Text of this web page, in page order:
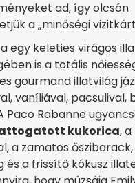
ad, így olcsón
a „minőségi
egy keleties virágos
is a totális
gourmand illatvilág
vaníliával, pacsulival,
Paco Rabanne
kukorica,
a zamatos őszibarack,
és a frissítő kókusz